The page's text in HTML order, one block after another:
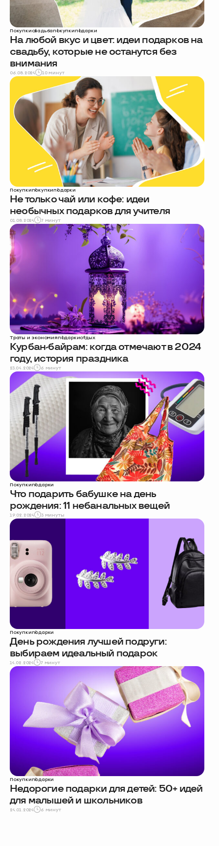
Покупкисвадьбапокупкиподарки
На любой вкус и цвет: идеи подарков на
свадьбу, которые не останутся без
внимания
06.08.2024 10 минут
Покупкипокупкиподарки
Не только чай или кофе: идеи
необычных подарков для учителя
01.08.2024 7 минут
Траты и экономияподаркиотдых
Курбан-байрам: когда отмечают в 2024
году, история праздника
23.04.2024 6 минут
Покупкиподарки
Что подарить бабушке на день
рождения: 11 небанальных вещей
19.02.2024 3 минуты
Покупкиподарки
День рождения лучшей подруги:
выбираем идеальный подарок
14.02.2024 7 минут
Покупкиподарки
Недорогие подарки для детей: 50+ идей
для малышей и школьников
24.01.2024 6 минут